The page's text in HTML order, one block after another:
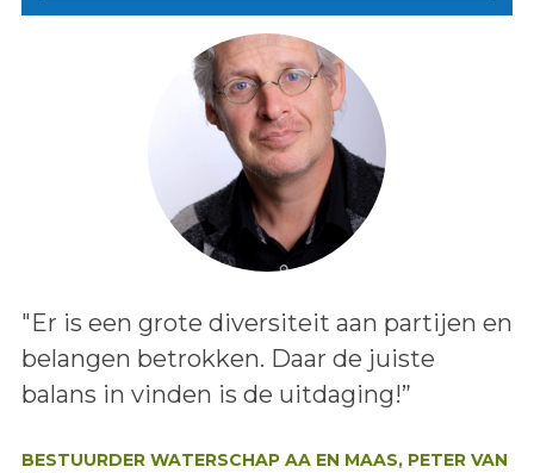
Lees het bericht:
"Er is een grote diversiteit aan partijen en
belangen betrokken. Daar de juiste
balans in vinden is de uitdaging!”
BESTUURDER WATERSCHAP AA EN MAAS, PETER VAN